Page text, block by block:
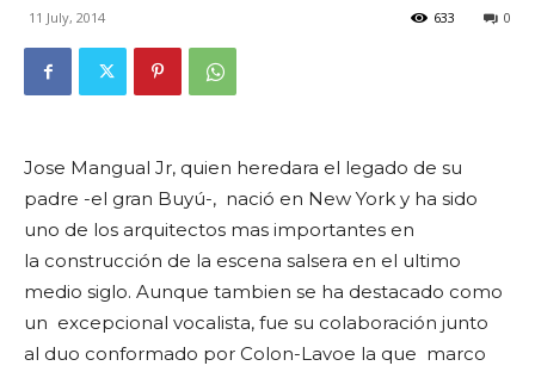
11 July, 2014 0
633
Jose Mangual Jr, quien heredara el legado de su
padre -el gran Buyú-, nació en New York y ha sido
uno de los arquitectos mas importantes en
la construcción de la escena salsera en el ultimo
medio siglo. Aunque tambien se ha destacado como
un excepcional vocalista, fue su colaboración junto
al duo conformado por Colon-Lavoe la que marco